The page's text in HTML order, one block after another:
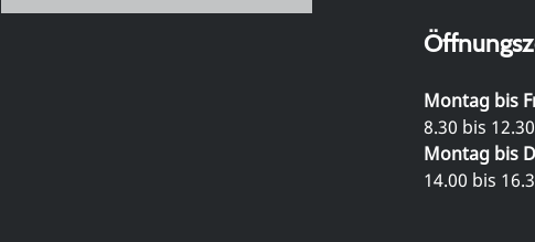
Montag bis
8.30 bis
Montag bis
14.00 bis